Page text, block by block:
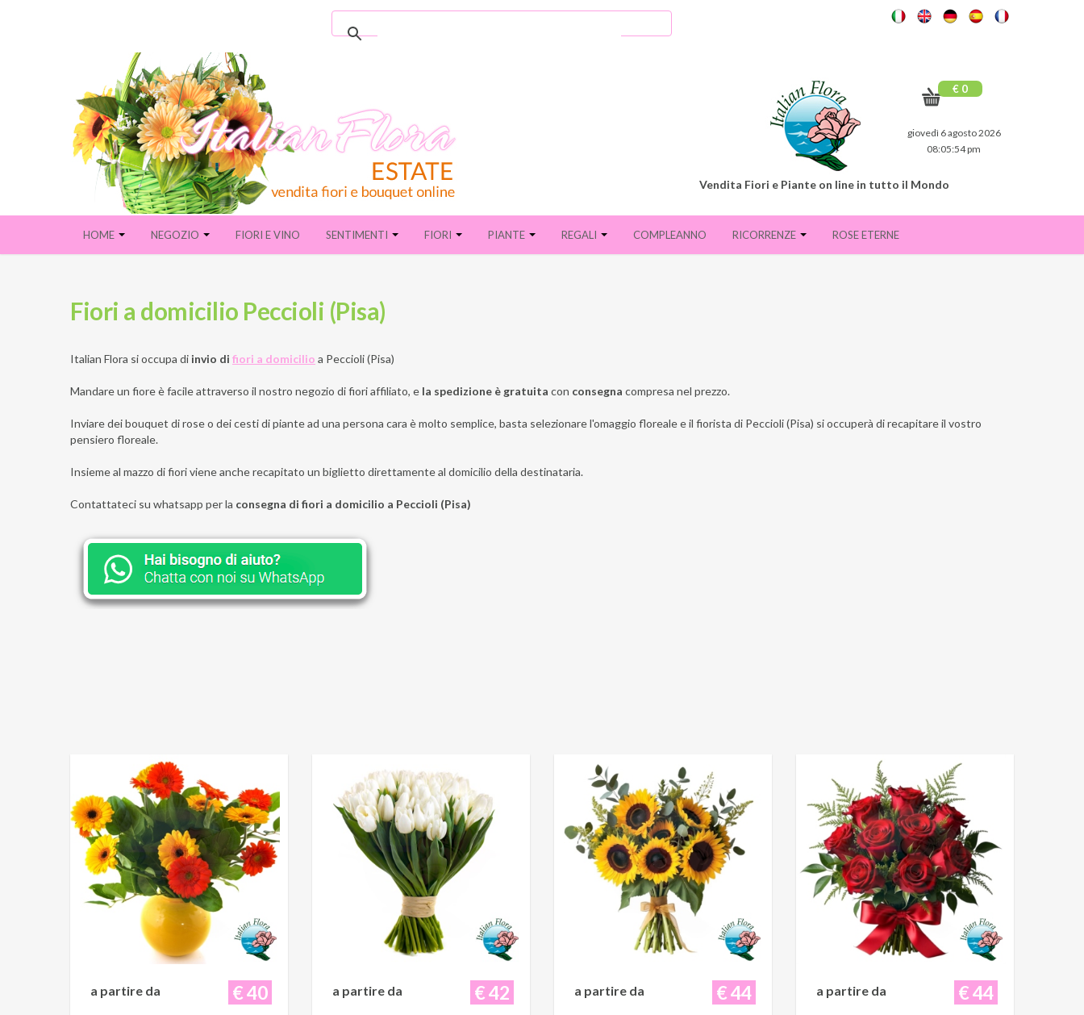
€ 0
giovedì 6 agosto 2026
08:05:56 pm
Vendita Fiori e Piante on line in tutto il Mondo
HOME NEGOZIO FIORI E VINO SENTIMENTI FIORI PIANTE REGALI COMPLEANNO RICORRENZE ROSE ETERNE
Fiori a domicilio Peccioli (Pisa)
Italian Flora si occupa di invio di fiori a domicilio a Peccioli (Pisa)
Mandare un fiore è facile attraverso il nostro negozio di fiori affiliato, e la spedizione è gratuita con consegna compresa nel prezzo.
Inviare dei bouquet di rose o dei cesti di piante ad una persona cara è molto semplice, basta selezionare l'omaggio floreale e il fiorista di Peccioli (Pisa) si occuperà di recapitare il vostro
pensiero floreale.
Insieme al mazzo di fiori viene anche recapitato un biglietto direttamente al domicilio della destinataria.
Contattateci su whatsapp per la consegna di fiori a domicilio a Peccioli (Pisa)
€ 40
a partire da € 42
a partire da € 44
a partire da € 44
a partire da